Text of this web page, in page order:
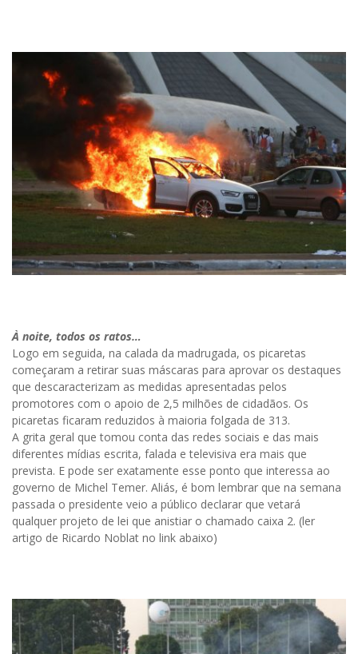
À noite, todos os ratos…
Logo em seguida, na calada da madrugada, os picaretas
começaram a retirar suas máscaras para aprovar os destaques
que descaracterizam as medidas apresentadas pelos
promotores com o apoio de 2,5 milhões de cidadãos. Os
picaretas ficaram reduzidos à maioria folgada de 313.
A grita geral que tomou conta das redes sociais e das mais
diferentes mídias escrita, falada e televisiva era mais que
prevista. E pode ser exatamente esse ponto que interessa ao
governo de Michel Temer. Aliás, é bom lembrar que na semana
passada o presidente veio a público declarar que vetará
qualquer projeto de lei que anistiar o chamado caixa 2. (ler
artigo de Ricardo Noblat no link abaixo)